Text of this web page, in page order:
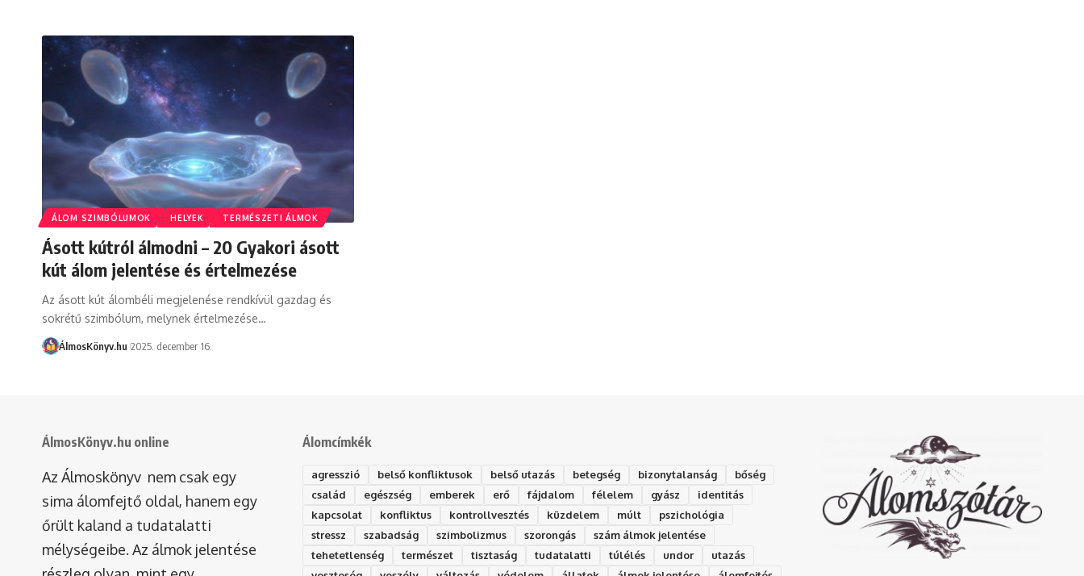
ÁLOM SZIMBÓLUMOK HELYEK TERMÉSZETI ÁLMOK
Ásott kútról álmodni – 20 Gyakori ásott
kút álom jelentése és értelmezése
Az ásott kút álombéli megjelenése rendkívül gazdag és
sokrétű szimbólum, melynek értelmezése…
ÁlmosKönyv.hu 2025. december 16.
ÁlmosKönyv.hu online
Az Álmoskönyv nem csak egy
sima álomfejtő oldal, hanem egy
őrült kaland a tudatalatti
mélységeibe. Az álmok jelentése
Álomcímkék
agresszió belső konfliktusok belső utazás betegség bizonytalanság
bőség
család
egészség emberek erő fájdalom félelem gyász
identitás
kapcsolat
konfliktus kontrollvesztés küzdelem múlt
pszichológia
stressz
szabadság szimbolizmus szorongás
szám álmok jelentése
tehetetlenség
természet tisztaság tudatalatti túlélés undor
utazás